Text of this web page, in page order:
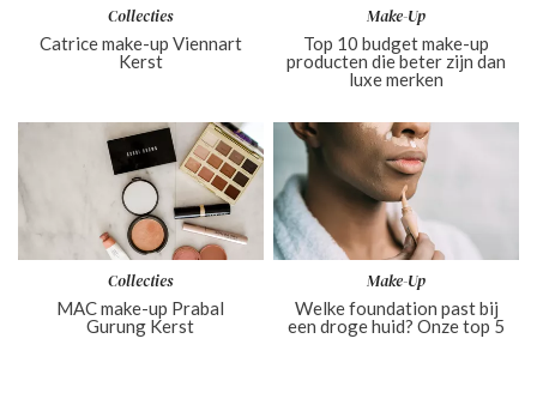
Collecties
Catrice make-up Viennart
Kerst
Make-Up
Top 10 budget make-up
producten die beter zijn dan
luxe merken
Collecties
MAC make-up Prabal
Gurung Kerst
Make-Up
Welke foundation past bij
een droge huid? Onze top 5